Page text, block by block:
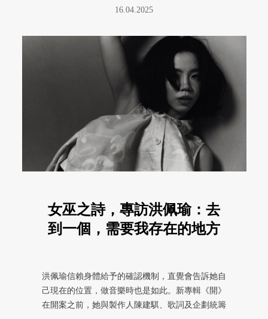
16.04.2025
女巫之詩，專訪洪佩瑜：去
到一個，需要我存在的地方
洪佩瑜信賴身體給予的確認機制，直覺會告訴她自
己現在的位置，做音樂時也是如此。新專輯《開》
在開案之前，她與製作人陳建騏、歌詞及企劃統籌